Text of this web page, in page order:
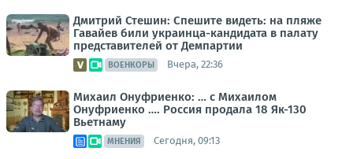
Дмитрий Стешин: Спешите видеть: на пляже
Гавайев били украинца-кандидата в палату
представителей от Демпартии
ВОЕНКОРЫ Вчера, 22:36
Михаил Онуфриенко: … с Михаилом
Онуфриенко …. Россия продала 18 Як-130
Вьетнаму
МНЕНИЯ Сегодня, 09:13